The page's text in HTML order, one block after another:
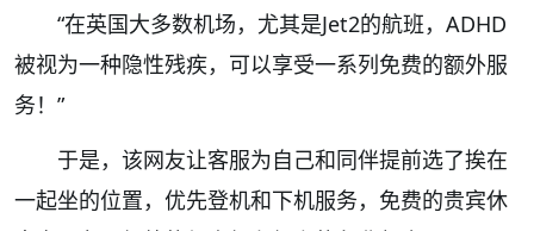
“在英国大多数机场，尤其是Jet2的航班，ADHD
被视为一种隐性残疾，可以享受一系列免费的额外服
务！”
于是，该网友让客服为自己和同伴提前选了挨在
一起坐的位置，优先登机和下机服务，免费的贵宾休